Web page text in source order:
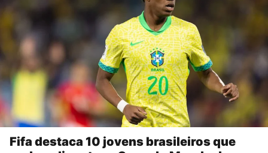
Fifa destaca 10 jovens brasileiros que